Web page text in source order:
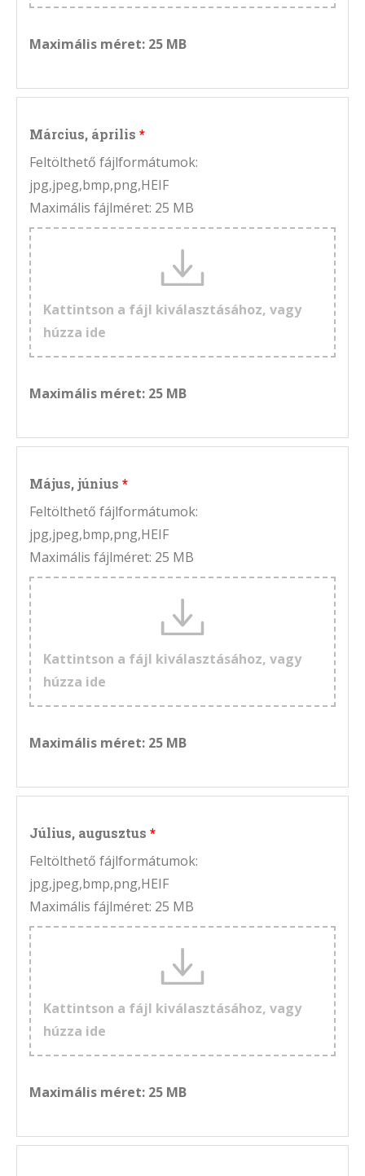
Maximális méret: 25 MB
Március, április
Feltölthető fájlformátumok:
jpg,jpeg,bmp,png,HEIF
Maximális fájlméret: 25 MB
Kattintson a fájl kiválasztásához, vagy
húzza ide
Maximális méret: 25 MB
Május, június
Feltölthető fájlformátumok:
jpg,jpeg,bmp,png,HEIF
Maximális fájlméret: 25 MB
Kattintson a fájl kiválasztásához, vagy
húzza ide
Maximális méret: 25 MB
Július, augusztus
Feltölthető fájlformátumok:
jpg,jpeg,bmp,png,HEIF
Maximális fájlméret: 25 MB
Kattintson a fájl kiválasztásához, vagy
húzza ide
Maximális méret: 25 MB